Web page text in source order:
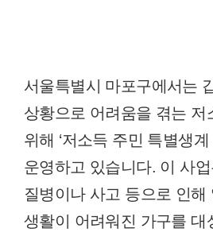
서울특별시 마포구에서는
상황으로 어려움을 겪는 저
위해 ‘저소득 주민 특별생계
운영하고 있습니다. 이 사
질병이나 사고 등으로 인해
생활이 어려워진 가구를 대